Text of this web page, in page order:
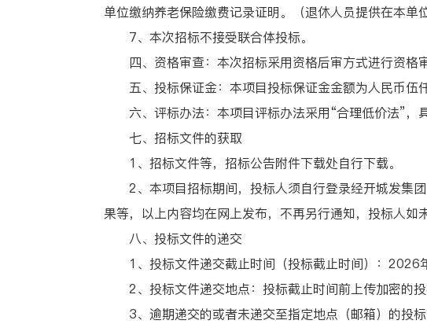
单位缴纳养老保险缴费记录证明。（退休人员提供在本单
7、本次招标不接受联合体投标。
四、资格审查：本次招标采用资格后审方式进行资格
五、投标保证金：本项目投标保证金金额为人民币伍
六、评标办法：本项目评标办法采用“合理低价法”，具
七、招标文件的获取
1、招标文件等，招标公告附件下载处自行下载。
2、本项目招标期间，投标人须自行登录经开城发集
果等，以上内容均在网上发布，不再另行通知，投标人如
八、投标文件的递交
1、投标文件递交截止时间（投标截止时间）：2026
2、投标文件递交地点：投标截止时间前上传加密的投
3、逾期递交的或者未递交至指定地点（邮箱）的投标